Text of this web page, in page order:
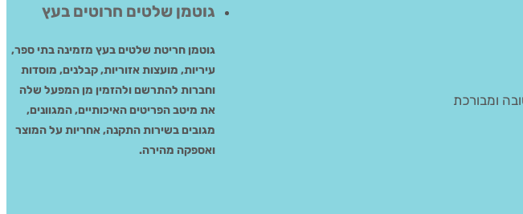
גוטמן שלטים חרוטים בעץ
גוטמן חריטת שלטים בעץ מזמינה בתי ספר,
עיריות, מועצות אזוריות, קבלנים, מוסדות
וחברות להתרשם ולהזמין מן המפעל שלה
את מיטב הפריטים האיכותיים, המגוונים,
מגובים בשירות התקנה, אחריות על המוצר
ואספקה מהירה.